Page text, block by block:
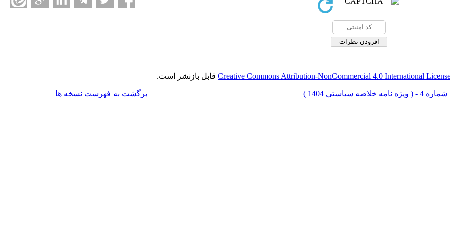
Creative Commons Attribution-NonCommercial 4.0 International قابل بازنشر است.
برگشت به فهرست نسخه ها